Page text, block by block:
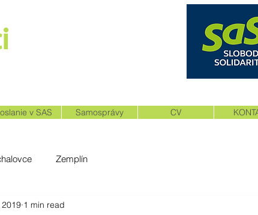
v SAS Samosprávy CV
Zemplín
1 min read